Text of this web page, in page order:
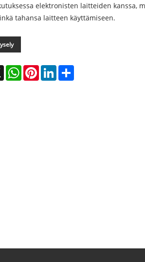
elektronisten laitteiden kanssa,
tahansa laitteen käyttämiseen.
X WhatsAppPinterestLinkedIn